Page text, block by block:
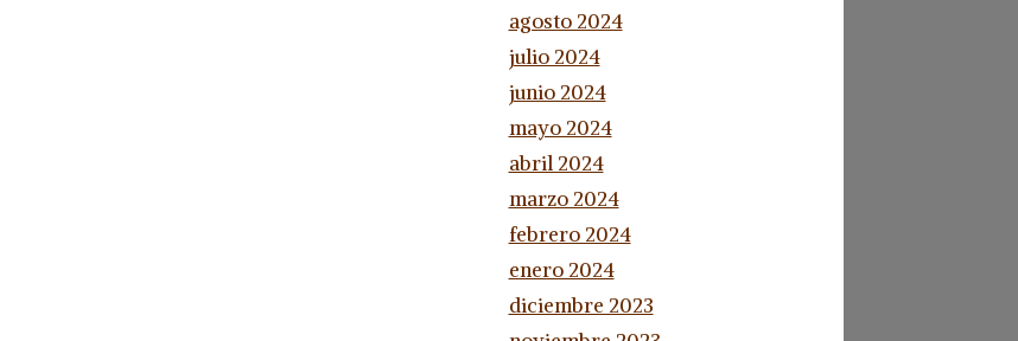
agosto 2024
julio 2024
junio 2024
mayo 2024
abril 2024
marzo 2024
febrero 2024
enero 2024
diciembre 2023